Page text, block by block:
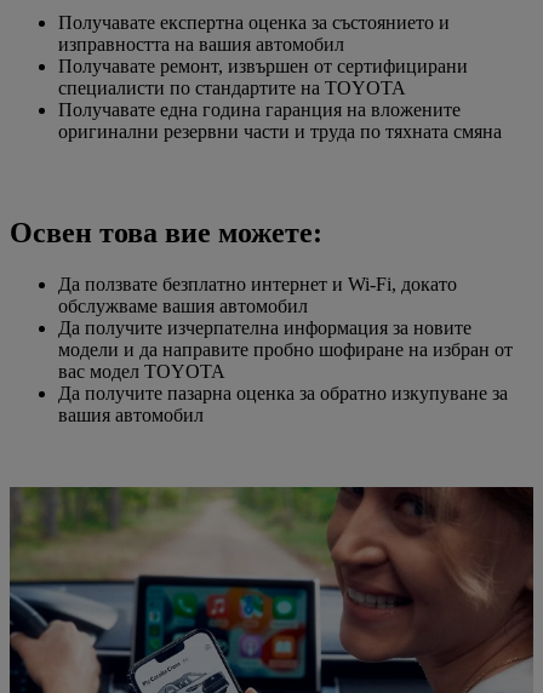
Получавате експертна оценка за състоянието и
изправността на вашия автомобил
Получавате ремонт, извършен от сертифицирани
специалисти по стандартите на TOYOTA
Получавате една година гаранция на вложените
оригинални резервни части и труда по тяхната смяна
Освен това вие можете:
Да ползвате безплатно интернет и Wi-Fi, докaто
обслужваме вашия автомобил
Да получите изчерпателна информация за новите
модели и да направите пробно шофиране на избран от
вас модел TOYOTA
Да получите пазарна оценка за обратно изкупуване за
вашия автомобил